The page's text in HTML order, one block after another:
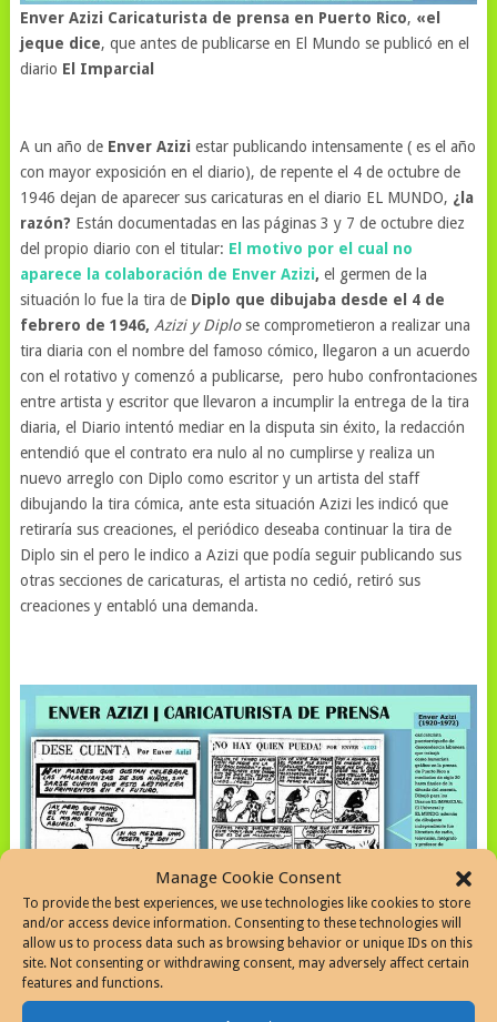
Manage Cookie Consent
To provide the best experiences, we use technologies like cookies to store
and/or access device information. Consenting to these technologies will
allow us to process data such as browsing behavior or unique IDs on this
site. Not consenting or withdrawing consent, may adversely affect certain
features and functions.
Enver Azizi Caricaturista de prensa en Puerto Rico, «el
jeque dice, que antes de publicarse en El Mundo se publicó en el
diario El Imparcial
A un año de Enver Azizi estar publicando intensamente ( es el año
con mayor exposición en el diario), de repente el 4 de octubre de
1946 dejan de aparecer sus caricaturas en el diario EL MUNDO, ¿la
razón? Están documentadas en las páginas 3 y 7 de octubre diez
del propio diario con el titular: El motivo por el cual no
aparece la colaboración de Enver Azizi, el germen de la
situación lo fue la tira de Diplo que dibujaba desde el 4 de
febrero de 1946, Azizi y Diplose comprometieron a realizar una
tira diaria con el nombre del famoso cómico, llegaron a un acuerdo
con el rotativo y comenzó a publicarse, pero hubo confrontaciones
entre artista y escritor que llevaron a incumplir la entrega de la tira
diaria, el Diario intentó mediar en la disputa sin éxito, la redacción
entendió que el contrato era nulo al no cumplirse y realiza un
nuevo arreglo con Diplo como escritor y un artista del staff
dibujando la tira cómica, ante esta situación Azizi les indicó que
retiraría sus creaciones, el periódico deseaba continuar la tira de
Diplo sin el pero le indico a Azizi que podía seguir publicando sus
otras secciones de caricaturas, el artista no cedió, retiró sus
creaciones y entabló una demanda.
Enver Azizi Caricaturista de prensa en Puerto Rico,Dese